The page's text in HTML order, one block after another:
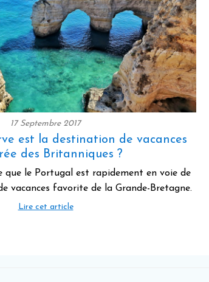
17 Septembre 2017
est la destination de vacances
des Britanniques ?
que le Portugal est rapidement en voie de
vacances favorite de la Grande-Bretagne.
Lire cet article